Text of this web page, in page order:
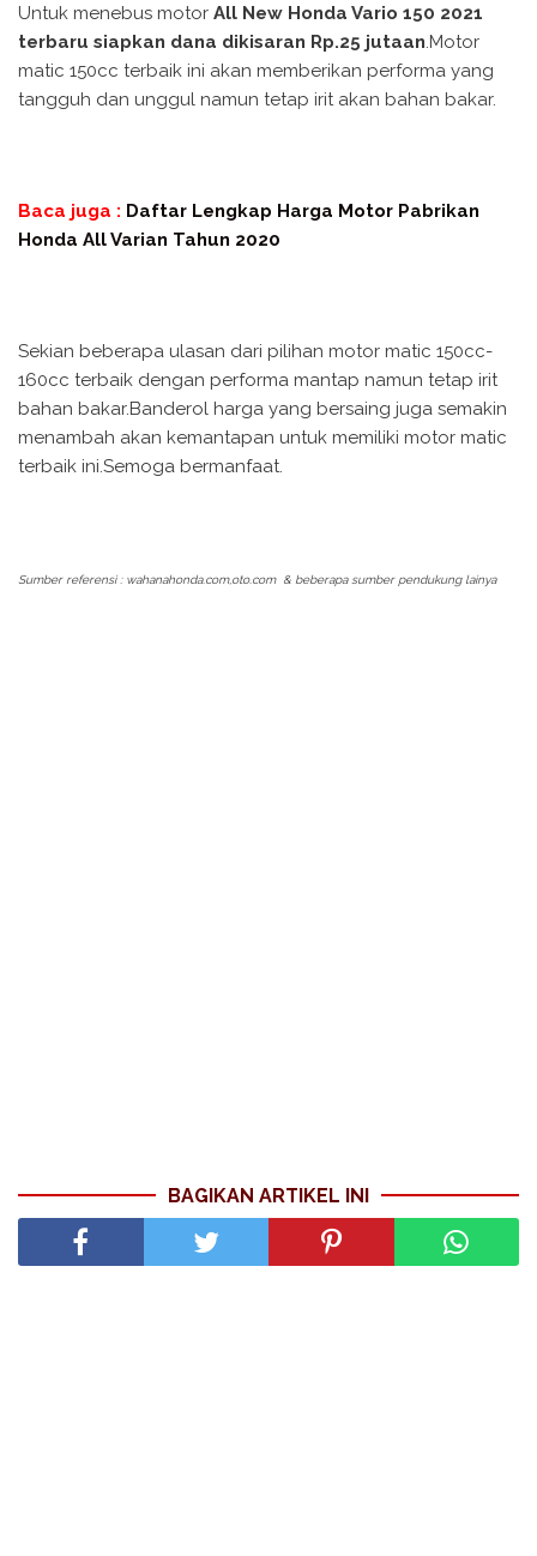
Untuk menebus motor All New Honda Vario 150 2021
terbaru siapkan dana dikisaran Rp.25 jutaan.Motor
matic 150cc terbaik ini akan memberikan performa yang
tangguh dan unggul namun tetap irit akan bahan bakar.
Baca juga : Daftar Lengkap Harga Motor Pabrikan
Honda All Varian Tahun 2020
Sekian beberapa ulasan dari pilihan motor matic 150cc-
160cc terbaik dengan performa mantap namun tetap irit
bahan bakar.Banderol harga yang bersaing juga semakin
menambah akan kemantapan untuk memiliki motor matic
terbaik ini.Semoga bermanfaat.
Sumber referensi : wahanahonda.com,oto.com & beberapa sumber pendukung lainya
BAGIKAN ARTIKEL INI